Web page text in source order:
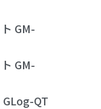
GM-
GM-
QT